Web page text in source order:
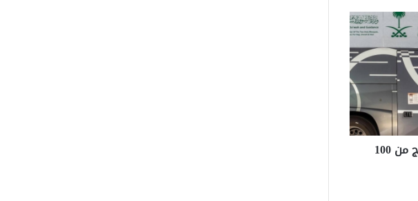
أوامر الملك استضافة 1300 حجاج من 100